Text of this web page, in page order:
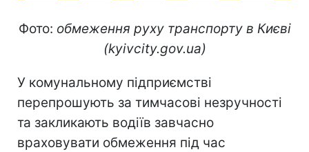
Фото: обмеження руху транспорту в Києві
(kyivcity.gov.ua)
У комунальному підприємстві
перепрошують за тимчасові незручності
та закликають водіїв завчасно
враховувати обмеження під час